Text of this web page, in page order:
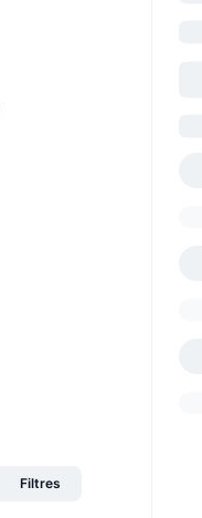
Filtres